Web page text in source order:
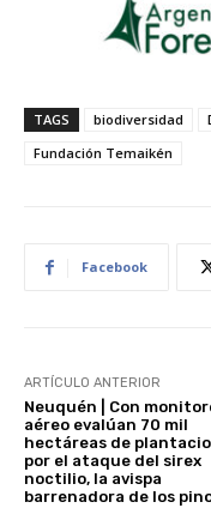
TAGS biodiversidad
Fundación Temaikén
Facebook
ARTÍCULO ANTERIOR
Neuquén | Con
aéreo evalúan 70 mil
hectáreas de
por el ataque del sirex
noctilio, la avispa
barrenadora de los